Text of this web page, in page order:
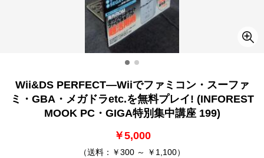
Wii&DS PERFECT―Wiiでファミコン・スーファ
ミ・GBA・メガドラetc.を無料プレイ! (INFOREST
MOOK PC・GIGA特別集中講座 199)
￥5,000
（送料：￥300 ～ ￥1,100）